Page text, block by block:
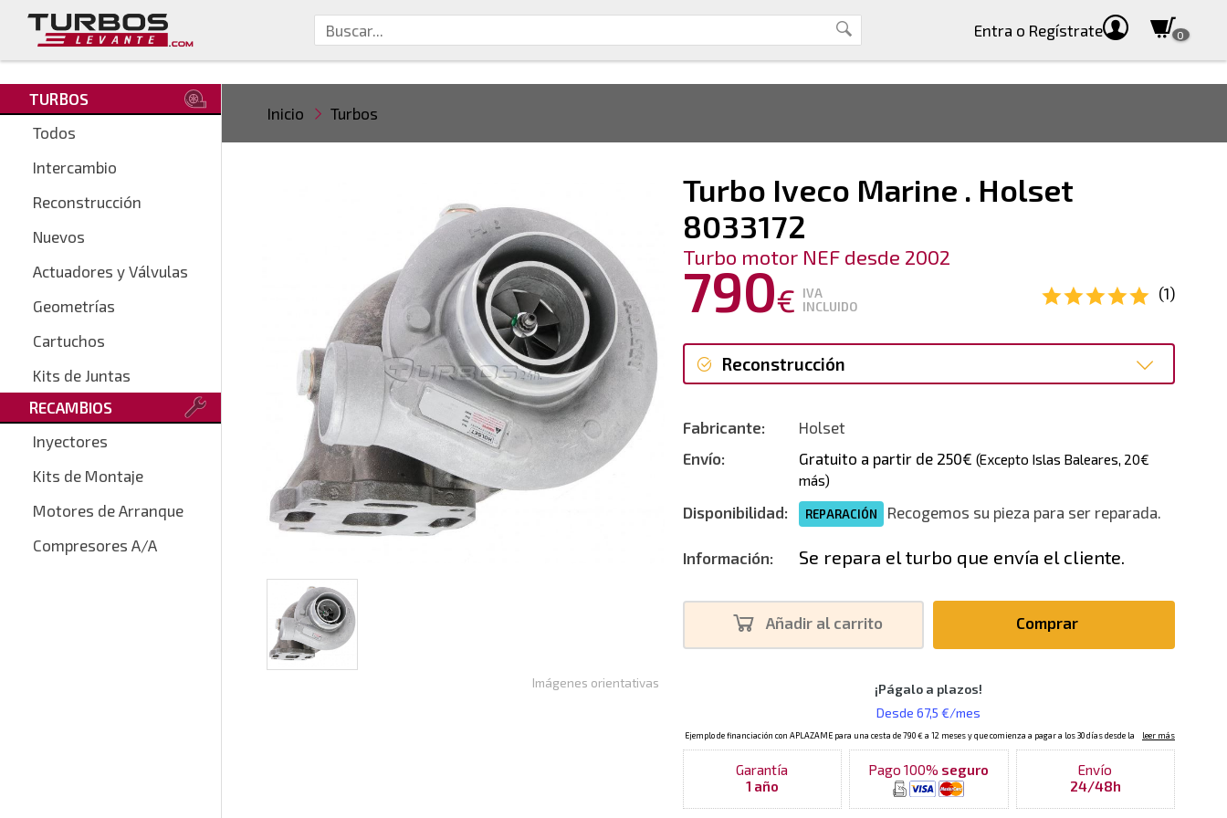
Entra o Regístrate 0
TURBOS
Todos
Intercambio
Reconstrucción
Nuevos
Actuadores y Válvulas
Geometrías
Cartuchos
Kits de Juntas
RECAMBIOS
Inyectores
Kits de Montaje
Motores de Arranque
Compresores A/A
Inicio Turbos
Turbo Iveco Marine . Holset
8033172
Turbo motor NEF desde 2002
790€ IVA
INCLUIDO
(1)
Reconstrucción
Fabricante:
Holset
Envío:
Gratuito a partir de 250€ (Excepto Islas Baleares, 20€
más)
Disponibilidad: REPARACIÓN Recogemos su pieza para ser reparada.
Información: Se repara el turbo que envía el cliente.
Añadir al carrito Comprar
Garantía
1 año
Pago 100% seguro
Envío
24/48h
Imágenes orientativas